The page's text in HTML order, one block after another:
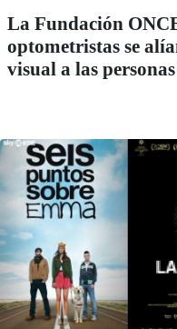
La Fundación
optometristas se
visual a las